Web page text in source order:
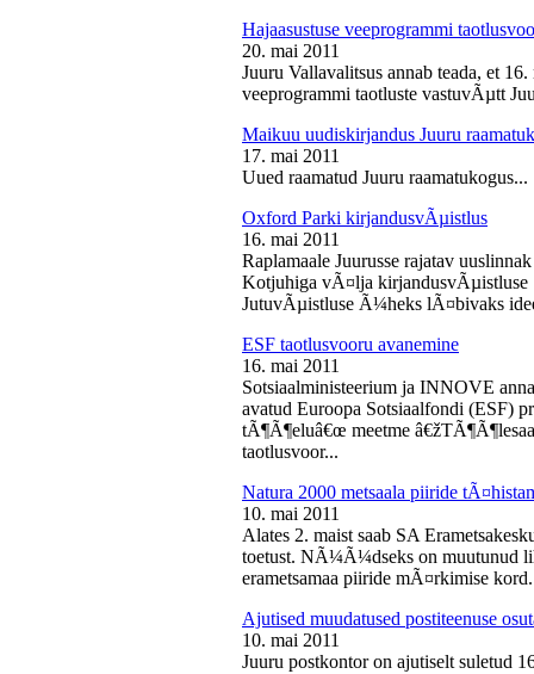
Hajaasustuse veeprogrammi
20. mai 2011
Juuru Vallavalitsus annab teada, et
veeprogrammi taotluste vastuvÃµtt
Maikuu uudiskirjandus Juuru
17. mai 2011
Uued raamatud Juuru raamatukogus...
Oxford Parki kirjandusvÃµistlus
16. mai 2011
Raplamaale Juurusse rajatav
Kotjuhiga vÃ¤lja
JutuvÃµistluse Ã¼heks lÃ¤bivaks
ESF taotlusvooru avanemine
16. mai 2011
Sotsiaalministeerium ja INNOVE
avatud Euroopa Sotsiaalfondi (ESF)
tÃ¶Ã¶eluâ€œ meetme
taotlusvoor...
Natura 2000 metsaala piiride
10. mai 2011
Alates 2. maist saab SA
toetust. NÃ¼Ã¼dseks on muutunud
erametsamaa piiride mÃ¤rkimise
Ajutised muudatused postiteenuse
10. mai 2011
Juuru postkontor on ajutiselt suletud